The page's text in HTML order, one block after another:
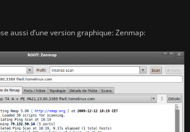
aussi d’une version graphique: Zenmap: